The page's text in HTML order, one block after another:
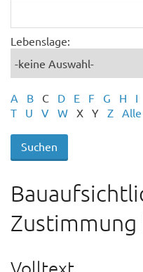
Lebenslage:
A B C D E F G H I
T
U V W X Y Z Alle
Volltext